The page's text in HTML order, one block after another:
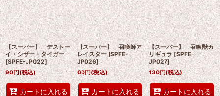
【スーパー】 デストー
イ・シザー・タイガー
[SPFE-JP022]
90円(税込)
カートに入れる
【スーパー】 召喚師ア
レイスター [SPFE-
JP026]
60円(税込)
カートに入れる
【スーパー】 召喚獣カ
リギュラ [SPFE-
JP027]
130円(税込)
カートに入れる